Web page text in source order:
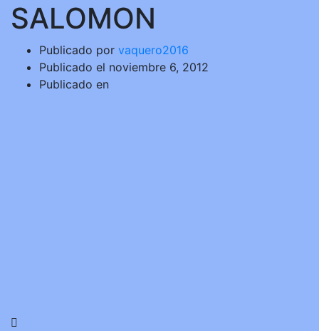
SALOMON
Publicado por vaquero2016
Publicado el noviembre 6, 2012
Publicado en